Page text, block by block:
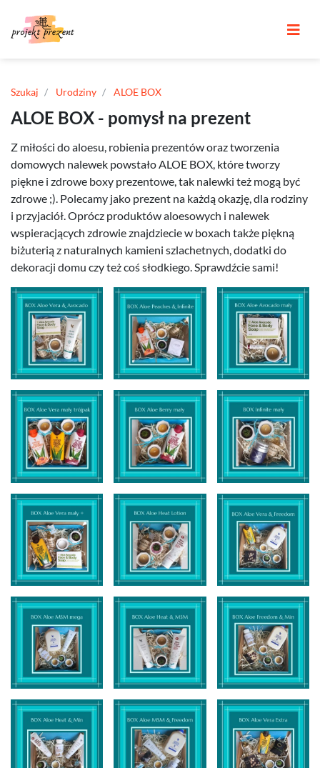
Szukaj Urodziny ALOE BOX
ALOE BOX - pomysł na prezent
Z miłości do aloesu, robienia prezentów oraz tworzenia
domowych nalewek powstało ALOE BOX, które tworzy
piękne i zdrowe boxy prezentowe, tak nalewki też mogą być
zdrowe ;). Polecamy jako prezent na każdą okazję, dla rodziny
i przyjaciół. Oprócz produktów aloesowych i nalewek
wspieracjących zdrowie znajdziecie w boxach także piękną
biżuterią z naturalnych kamieni szlachetnych, dodatki do
dekoracji domu czy też coś słodkiego. Sprawdźcie sami!